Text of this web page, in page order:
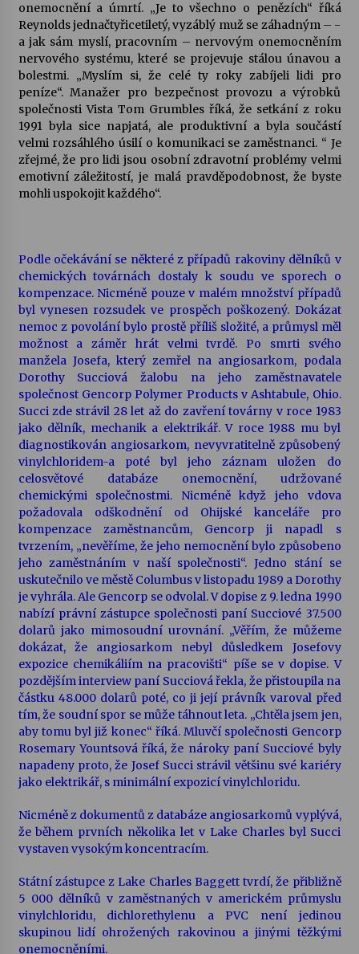
onemocnění a úmrtí. „Je to všechno o penězích“ říká
Reynolds jednačtyřicetiletý, vyzáblý muž se záhadným – -
a jak sám myslí, pracovním – nervovým onemocněním
nervového systému, které se projevuje stálou únavou a
bolestmi. „Myslím si, že celé ty roky zabíjeli lidi pro
peníze“. Manažer pro bezpečnost provozu a výrobků
společnosti Vista Tom Grumbles říká, že setkání z roku
1991 byla sice napjatá, ale produktivní a byla součástí
velmi rozsáhlého úsilí o komunikaci se zaměstnanci. “ Je
zřejmé, že pro lidi jsou osobní zdravotní problémy velmi
emotivní záležitostí, je malá pravděpodobnost, že byste
mohli uspokojit každého“.
Podle očekávání se některé z případů rakoviny dělníků v
chemických továrnách dostaly k soudu ve sporech o
kompenzace. Nicméně pouze v malém množství případů
byl vynesen rozsudek ve prospěch poškozený. Dokázat
nemoc z povolání bylo prostě příliš složité, a průmysl měl
možnost a záměr hrát velmi tvrdě. Po smrti svého
manžela Josefa, který zemřel na angiosarkom, podala
Dorothy Succiová žalobu na jeho zaměstnavatele
společnost Gencorp Polymer Products v Ashtabule, Ohio.
Succi zde strávil 28 let až do zavření továrny v roce 1983
jako dělník, mechanik a elektrikář. V roce 1988 mu byl
diagnostikován angiosarkom, nevyvratitelně způsobený
vinylchloridem-a poté byl jeho záznam uložen do
celosvětové databáze onemocnění, udržované
chemickými společnostmi. Nicméně když jeho vdova
požadovala odškodnění od Ohijské kanceláře pro
kompenzace zaměstnancům, Gencorp ji napadl s
tvrzením, „nevěříme, že jeho nemocnění bylo způsobeno
jeho zaměstnáním v naší společnosti“. Jedno stání se
uskutečnilo ve městě Columbus v listopadu 1989 a Dorothy
je vyhrála. Ale Gencorp se odvolal. V dopise z 9. ledna 1990
nabízí právní zástupce společnosti paní Succiové 37.500
dolarů jako mimosoudní urovnání. „Věřím, že můžeme
dokázat, že angiosarkom nebyl důsledkem Josefovy
expozice chemikáliím na pracovišti“ píše se v dopise. V
pozdějším interview paní Succiová řekla, že přistoupila na
částku 48.000 dolarů poté, co ji její právník varoval před
tím, že soudní spor se může táhnout leta. „Chtěla jsem jen,
aby tomu byl již konec“ říká. Mluvčí společnosti Gencorp
Rosemary Yountsová říká, že nároky paní Succiové byly
napadeny proto, že Josef Succi strávil většinu své kariéry
jako elektrikář, s minimální expozicí vinylchloridu.
Nicméně z dokumentů z databáze angiosarkomů vyplývá,
že během prvních několika let v Lake Charles byl Succi
vystaven vysokým koncentracím.
Státní zástupce z Lake Charles Baggett tvrdí, že přibližně
5 000 dělníků v zaměstnaných v americkém průmyslu
vinylchloridu, dichlorethylenu a PVC není jedinou
skupinou lidí ohrožených rakovinou a jinými těžkými
onemocněními.